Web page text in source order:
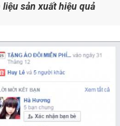
sản xuất hiệu quả